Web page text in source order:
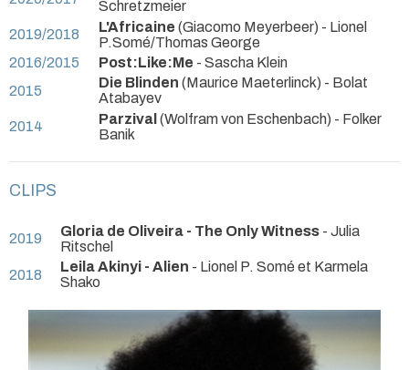
Schretzmeier
2019/2018
L'Africaine (Giacomo Meyerbeer) - Lionel
P.Somé/Thomas George
2016/2015
Post:Like:Me - Sascha Klein
2015
Die Blinden (Maurice Maeterlinck) - Bolat
Atabayev
2014
Parzival (Wolfram von Eschenbach) - Folker
Banik
CLIPS
2019 Gloria de Oliveira - The Only Witness - Julia
Ritschel
2018
Leila Akinyi - Alien - Lionel P. Somé et Karmela
Shako